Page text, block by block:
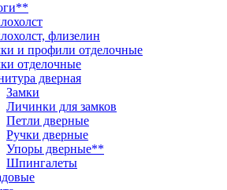
флизелин
и профили отделочные
отделочные
дверная
Замки
Личинки для замков
Петли дверные
Ручки дверные
Упоры дверные**
Шпингалеты